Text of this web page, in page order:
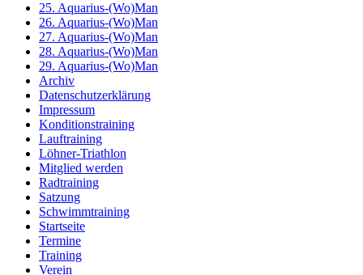
25. Aquarius-(Wo)Man
26. Aquarius-(Wo)Man
27. Aquarius-(Wo)Man
28. Aquarius-(Wo)Man
29. Aquarius-(Wo)Man
Archiv
Datenschutzerklärung
Impressum
Konditionstraining
Lauftraining
Löhner-Triathlon
Mitglied werden
Radtraining
Satzung
Schwimmtraining
Startseite
Termine
Training
Verein